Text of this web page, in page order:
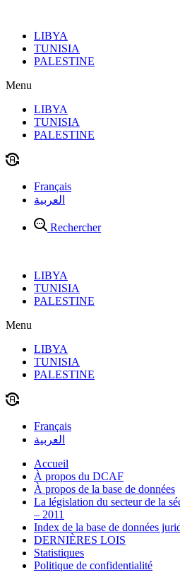
contenuLIBYA
TUNISIA
PALESTINE
Menu
LIBYA
TUNISIA
PALESTINE
Français
العربية
Rechercher
LIBYA
TUNISIA
PALESTINE
Menu
LIBYA
TUNISIA
PALESTINE
Français
العربية
Accueil
À propos du DCAF
À propos de la base de données
La législation du secteur de la
– 2011
Index de la base de données
DERNIÈRES LOIS
Statistiques
Politique de confidentialité